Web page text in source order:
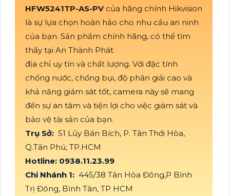
HFW5241TP-AS-PV của hãng chính Hikvision
là sự lựa chọn hoàn hảo cho nhu cầu an ninh
của bạn. Sản phẩm chính hãng, có thể tìm
thấy tại An Thành Phát
địa chỉ uy tín và chất lượng. Với đặc tính
chống nước, chống bụi, độ phân giải cao và
khả năng giám sát tốt, camera này sẽ mang
đến sự an tâm và tiện lợi cho việc giám sát và
bảo vệ tài sản của bạn.
Trụ Sở: 51 Lũy Bán Bích, P. Tân Thới Hòa,
Q.Tân Phú, TP.HCM
Hotline: 0938.11.23.99
Chi Nhánh 1: 445/38 Tân Hòa Đông,P Bình
Trị Đông, Bình Tân, TP HCM